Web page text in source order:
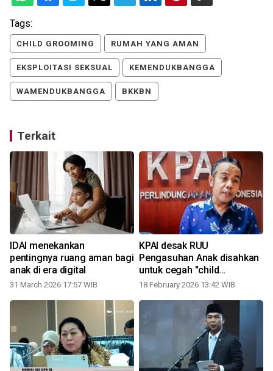
Tags:
CHILD GROOMING RUMAH YANG AMAN
EKSPLOITASI SEKSUAL KEMENDUKBANGGA
WAMENDUKBANGGA BKKBN
Terkait
IDAI menekankan
pentingnya ruang aman bagi
anak di era digital
31 March 2026 17:57 WIB
KPAI desak RUU
Pengasuhan Anak disahkan
untuk cegah "child
grooming"
18 February 2026 13:42 WIB